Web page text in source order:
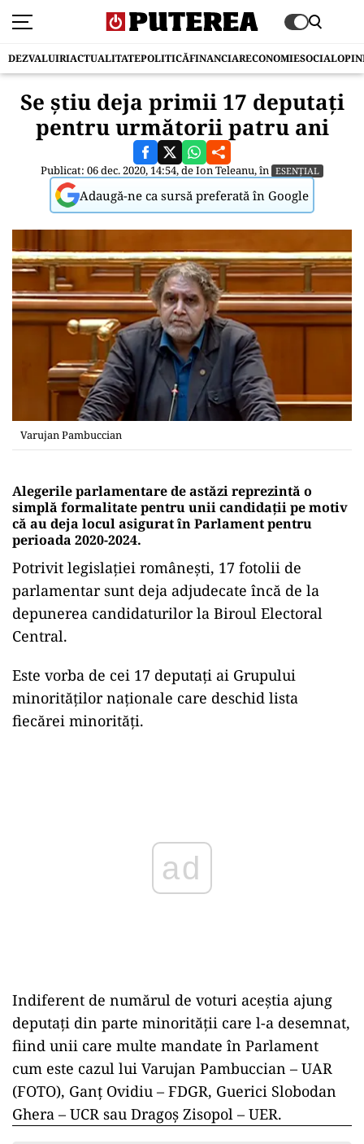
DEZVALUIRIACTUALITATEPOLITICĂFINANCIARECONOMIESOCIAL
Se știu deja primii 17 deputați
pentru următorii patru ani
Publicat: 06 dec. 2020, 14:54, deIon Teleanu, în ESENȚIAL
Adaugă-ne ca sursă preferată în Google
Varujan Pambuccian
Alegerile parlamentare de astăzi reprezintă o
simplă formalitate pentru unii candidații pe motiv
că au deja locul asigurat în Parlament pentru
perioada 2020-2024.
Potrivit legislației românești, 17 fotolii de
parlamentar sunt deja adjudecate încă de la
depunerea candidaturilor la Biroul Electoral
Central.
Este vorba de cei 17 deputați ai Grupului
minorităților naționale care deschid lista
fiecărei minorități.
Indiferent de numărul de voturi aceștia ajung
deputați din parte minorității care l-a desemnat,
fiind unii care multe mandate în Parlament
cum este cazul lui Varujan Pambuccian – UAR
(FOTO), Ganț Ovidiu – FDGR, Guerici Slobodan
Ghera – UCR sau Dragoș Zisopol – UER.